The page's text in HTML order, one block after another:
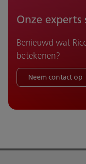
Onze
Benieuwd wat
betekenen?
Neem contact op